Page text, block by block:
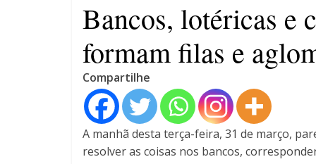
Bancos, lotéricas e
formam filas e
Compartilhe
A manhã desta terça-feira, 31 de março,
resolver as coisas nos bancos,